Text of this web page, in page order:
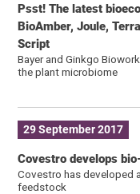
Psst! The latest
BioAmber, Joule,
Script
Bayer and Ginkgo
the plant microbiome
29 September 2017
Covestro develops
Covestro has developed
feedstock